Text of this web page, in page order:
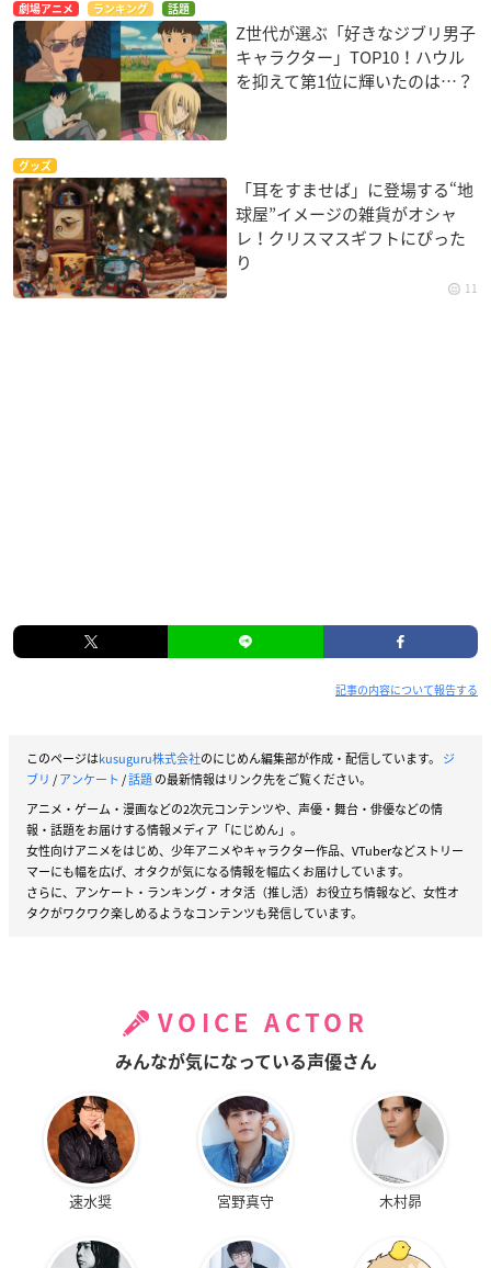
劇場アニメ ランキング 話題
Z世代が選ぶ「好きなジブリ男子
キャラクター」TOP10！ハウル
を抑えて第1位に輝いたのは…？
グッズ
「耳をすませば」に登場する“地
球屋”イメージの雑貨がオシャ
レ！クリスマスギフトにぴった
り
11
記事の内容について報告する
このページはkusuguru株式会社のにじめん編集部が作成・配信しています。 ジ
ブリ /アンケート /話題の最新情報はリンク先をご覧ください。
アニメ・ゲーム・漫画などの2次元コンテンツや、声優・舞台・俳優などの情
報・話題をお届けする情報メディア「にじめん」。
女性向けアニメをはじめ、少年アニメやキャラクター作品、VTuberなどストリー
マーにも幅を広げ、オタクが気になる情報を幅広くお届けしています。
さらに、アンケート・ランキング・オタ活（推し活）お役立ち情報など、女性オ
タクがワクワク楽しめるようなコンテンツも発信しています。
VOICE ACTOR
みんなが気になっている声優さん
速水奨 宮野真守 木村昴